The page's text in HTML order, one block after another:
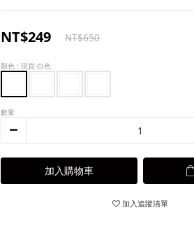
NT$249 NT$650
顏色 : 現貨-白色
數量
加入購物車
加入追蹤清單